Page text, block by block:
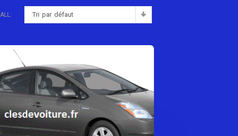
Tri par défaut
ALL: